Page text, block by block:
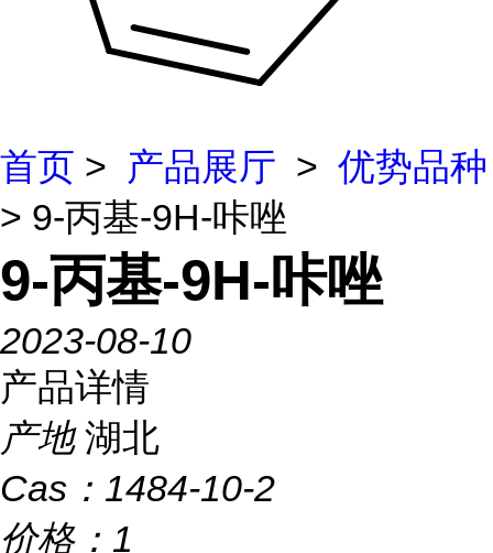
首页 > 产品展厅 > 优势品种
> 9-丙基-9H-咔唑
9-丙基-9H-咔唑
2023-08-10
产品详情
产地 湖北
Cas： 1484-10-2
价格： 1